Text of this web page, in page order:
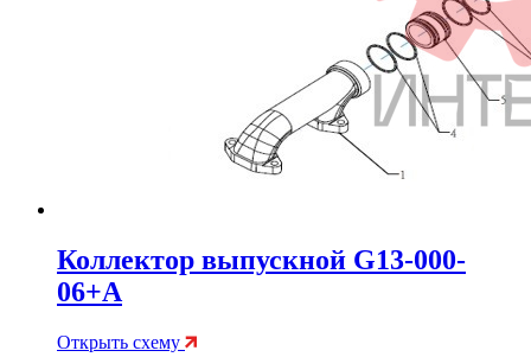
Коллектор выпускной G13-000-
06+A
Открыть схему